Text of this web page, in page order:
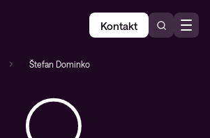
Kontakt
Štefan Dominko